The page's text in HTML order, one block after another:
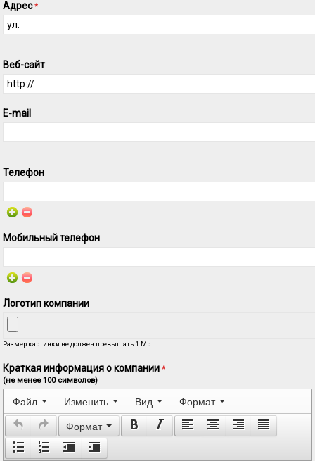
Адрес*
Веб-сайт
E-mail
Телефон
Мобильный телефон
Логотип компании
Размер картинки не должен превышать 1 Mb
Краткая информация о компании*
(не менее 100 символов)
Файл Изменить Вид
Формат
Формат